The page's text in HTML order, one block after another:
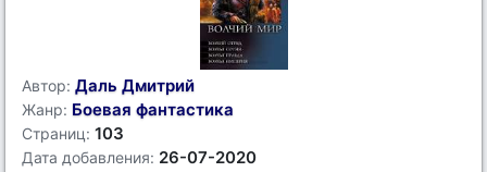
Автор: Даль Дмитрий
Жанр: Боевая фантастика
Страниц: 103
Дата добавления: 26-07-2020